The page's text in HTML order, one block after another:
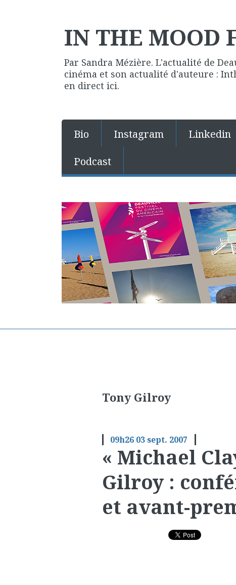
IN THE MOOD
Par Sandra Mézière. L'actualité de
cinéma et son actualité d'auteure :
en direct ici.
Bio Instagram Linkedin
Podcast
Tony Gilroy
09h26 03sept. 2007
« Michael
Gilroy :
et avant-